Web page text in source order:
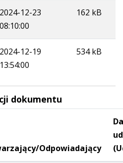
2024-12-23
08:10:00
162 kB
2024-12-19
13:54:00
534 kB
dokumentu
Odpowiadający